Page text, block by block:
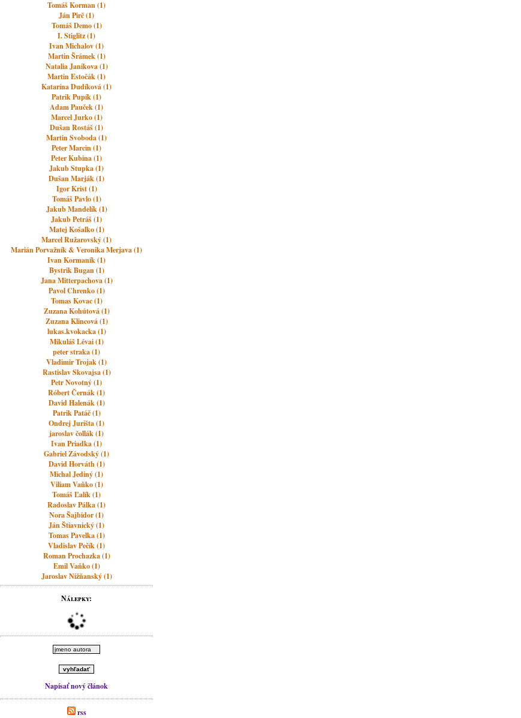
Tomáš Korman (1)
Ján Pirč (1)
Tomáš Demo (1)
I. Stiglitz (1)
Ivan Michalov (1)
Martin Šrámek (1)
Natalia Janikova (1)
Martin Estočák (1)
Katarína Dudíková (1)
Patrik Pupík (1)
Adam Pauček (1)
Marcel Jurko (1)
Dušan Rostáš (1)
Martin Svoboda (1)
Peter Marcin (1)
Peter Kubina (1)
Jakub Stupka (1)
Dušan Marják (1)
Igor Krist (1)
Tomáš Pavlo (1)
Jakub Mandelík (1)
Jakub Petráš (1)
Matej Košalko (1)
Marcel Ružarovský (1)
Marián Porvažník & Veronika Merjava (1)
Ivan Kormaník (1)
Bystrik Bugan (1)
Jana Mitterpachova (1)
Pavol Chrenko (1)
Tomas Kovac (1)
Zuzana Kohútová (1)
Zuzana Klincová (1)
lukas.kvokacka (1)
Mikuláš Lévai (1)
peter straka (1)
Vladimir Trojak (1)
Rastislav Skovajsa (1)
Petr Novotný (1)
Róbert Černák (1)
David Halenák (1)
Patrik Patáč (1)
Ondrej Jurišta (1)
jaroslav čollák (1)
Ivan Priadka (1)
Gabriel Závodský (1)
David Horváth (1)
Michal Jediný (1)
Viliam Vaňko (1)
Tomáš Ľalík (1)
Radoslav Pálka (1)
Nora Šajbidor (1)
Ján Štiavnický (1)
Tomas Pavelka (1)
Vladislav Pečík (1)
Roman Prochazka (1)
Emil Vaňko (1)
Jaroslav Nižňanský (1)
Nálepky:
Napísať nový článok
rss